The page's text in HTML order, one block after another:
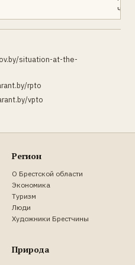
situation-at-the-
rpto
vpto
Регион
О Брестской области
Экономика
Туризм
Люди
Художники Брестчины
Природа